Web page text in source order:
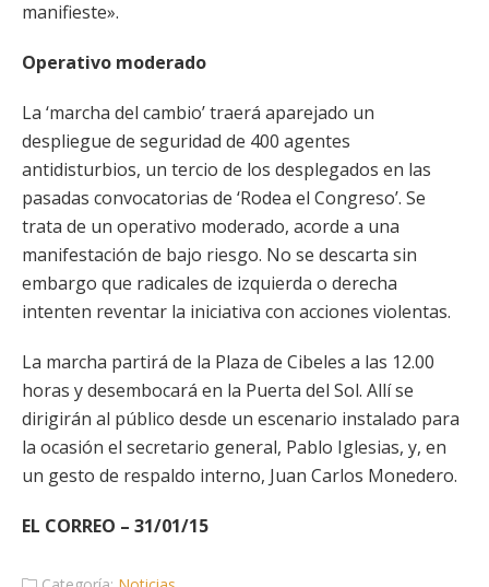
manifieste».
Operativo moderado
La ‘marcha del cambio’ traerá aparejado un
despliegue de seguridad de 400 agentes
antidisturbios, un tercio de los desplegados en las
pasadas convocatorias de ‘Rodea el Congreso’. Se
trata de un operativo moderado, acorde a una
manifestación de bajo riesgo. No se descarta sin
embargo que radicales de izquierda o derecha
intenten reventar la iniciativa con acciones violentas.
La marcha partirá de la Plaza de Cibeles a las 12.00
horas y desembocará en la Puerta del Sol. Allí se
dirigirán al público desde un escenario instalado para
la ocasión el secretario general, Pablo Iglesias, y, en
un gesto de respaldo interno, Juan Carlos Monedero.
EL CORREO – 31/01/15